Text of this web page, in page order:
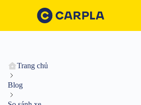
Trang chủ
Blog